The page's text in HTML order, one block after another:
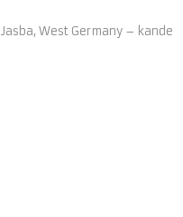
Jasba, West Germany – kande